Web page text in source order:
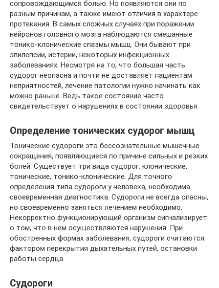
сопровождающимся болью. Но появляются они по
разным причинам, а также имеют отличия в характере
протекания. В самых сложных случаях при поражении
нейронов головного мозга наблюдаются смешанные
тонико-клонические спазмы мышц. Они бывают при
эпилепсии, истерии, некоторых инфекционных
заболеваниях. Несмотря на то, что большая часть
судорог неопасна и почти не доставляет пациентам
неприятностей, лечение патологии нужно начинать как
можно раньше. Ведь такое состояние часто
свидетельствует о нарушениях в состоянии здоровья.
Определение тонических судорог мышц
Тонические судороги это бессознательные мышечные
сокращения, появляющиеся по причине сильных и резких
болей. Существует три вида судорог: клонические,
тонические, тонико-клонические. Для точного
определения типа судороги у человека, необходима
своевременная диагностика. Судороги не всегда опасны,
но своевременно заняться лечением необходимо.
Некорректно функционирующий организм сигнализирует
о том, что в нем осуществляются нарушения. При
обостренных формах заболевания, судороги считаются
фактором перекрытия дыхательных путей, остановки
работы сердца.
Судороги